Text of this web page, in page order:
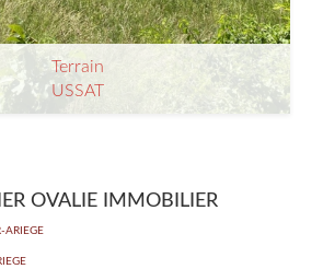
Terrain
USSAT
| pièce(s) | Ext. 3 370m
OVALIE IMMOBILIER
ARIEGE